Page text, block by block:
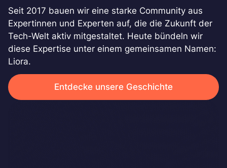
Seit 2017 bauen wir eine starke Community aus
Expertinnen und Experten auf, die die Zukunft der
Tech-Welt aktiv mitgestaltet. Heute bündeln wir
diese Expertise unter einem gemeinsamen Namen:
Liora.
Entdecke unsere Geschichte